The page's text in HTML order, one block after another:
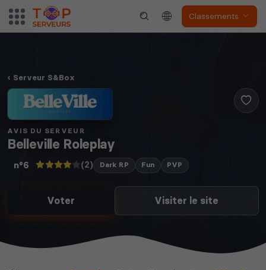
Classements
Voir tous les
Serveur S&Box
AVIS DU SERVEUR
Belleville Roleplay
n°6 (2) Dark RP Fun PVP
Voter Visiter le site